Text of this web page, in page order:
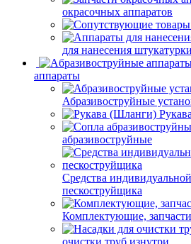
окрасочных аппаратов
для нанесения штукатурки
аппараты
Абразивоструйные
абразивоструйные
Средства
пескоструйщика
Комплектующие,
очистки труб изнутри